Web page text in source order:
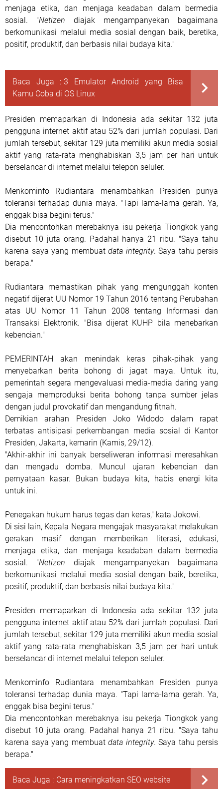
menjaga etika, dan menjaga keadaban dalam bermedia
sosial. "Netizen diajak mengampanyekan bagaimana
berkomunikasi melalui media sosial dengan baik, beretika,
positif, produktif, dan berbasis nilai budaya kita."
Baca Juga : 3 Emulator Android yang Bisa
Kamu Coba di OS Linux
Presiden memaparkan di Indonesia ada sekitar 132 juta
pengguna internet aktif atau 52% dari jumlah populasi. Dari
jumlah tersebut, sekitar 129 juta memiliki akun media sosial
aktif yang rata-rata menghabiskan 3,5 jam per hari untuk
berselancar di internet melalui telepon seluler.
Menkominfo Rudiantara menambahkan Presiden punya
toleransi terhadap dunia maya. "Tapi lama-lama gerah. Ya,
enggak bisa begini terus."
Dia mencontohkan merebaknya isu pekerja Tiongkok yang
disebut 10 juta orang. Padahal hanya 21 ribu. "Saya tahu
karena saya yang membuat data integrity. Saya tahu persis
berapa."
Rudiantara memastikan pihak yang mengunggah konten
negatif dijerat UU Nomor 19 Tahun 2016 tentang Perubahan
atas UU Nomor 11 Tahun 2008 tentang Informasi dan
Transaksi Elektronik. "Bisa dijerat KUHP bila menebarkan
kebencian."
PEMERINTAH akan menindak keras pihak-pihak yang
menyebarkan berita bohong di jagat maya. Untuk itu,
pemerintah segera mengevaluasi media-media daring yang
sengaja memproduksi berita bohong tanpa sumber jelas
dengan judul provokatif dan mengandung fitnah.
Demikian arahan Presiden Joko Widodo dalam rapat
terbatas antisipasi perkembangan media sosial di Kantor
Presiden, Jakarta, kemarin (Kamis, 29/12).
"Akhir-akhir ini banyak berseliweran informasi meresahkan
dan mengadu domba. Muncul ujaran kebencian dan
pernyataan kasar. Bukan budaya kita, habis energi kita
untuk ini.
Penegakan hukum harus tegas dan keras," kata Jokowi.
Di sisi lain, Kepala Negara mengajak masyarakat melakukan
gerakan masif dengan memberikan literasi, edukasi,
menjaga etika, dan menjaga keadaban dalam bermedia
sosial. "Netizen diajak mengampanyekan bagaimana
berkomunikasi melalui media sosial dengan baik, beretika,
positif, produktif, dan berbasis nilai budaya kita."
Presiden memaparkan di Indonesia ada sekitar 132 juta
pengguna internet aktif atau 52% dari jumlah populasi. Dari
jumlah tersebut, sekitar 129 juta memiliki akun media sosial
aktif yang rata-rata menghabiskan 3,5 jam per hari untuk
berselancar di internet melalui telepon seluler.
Menkominfo Rudiantara menambahkan Presiden punya
toleransi terhadap dunia maya. "Tapi lama-lama gerah. Ya,
enggak bisa begini terus."
Dia mencontohkan merebaknya isu pekerja Tiongkok yang
disebut 10 juta orang. Padahal hanya 21 ribu. "Saya tahu
karena saya yang membuat data integrity. Saya tahu persis
berapa."
Baca Juga : Cara meningkatkan SEO website